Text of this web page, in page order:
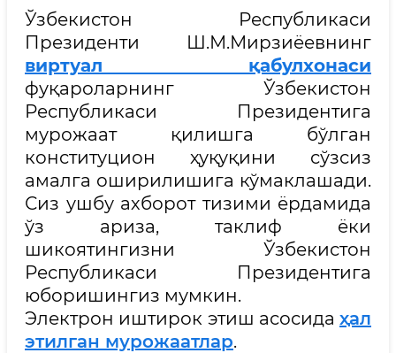
Ўзбекистон Республикаси
Президенти Ш.М.Мирзиёевнинг
виртуал қабулхонаси
фуқароларнинг Ўзбекистон
Республикаси Президентига
мурожаат қилишга бўлган
конституцион ҳуқуқини сўзсиз
амалга оширилишига кўмаклашади.
Сиз ушбу ахборот тизими ёрдамида
ўз ариза, таклиф ёки
шикоятингизни Ўзбекистон
Республикаси Президентига
юборишингиз мумкин.
Электрон иштирок этиш асосида ҳал
этилган мурожаатлар.